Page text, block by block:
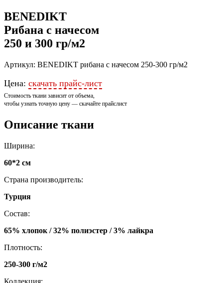
BENEDIKT
Рибана с начесом
250 и 300 гр/м2
Артикул: BENEDIKT рибана с начесом 250-300 гр/м2
Цена: скачать прайс-лист
Стоимость ткани зависит от объема,
чтобы узнать точную цену — скачайте прайслист
Описание ткани
Ширина:
60*2 см
Страна производитель:
Турция
Состав:
65% хлопок / 32% полиэстер / 3% лайкра
Плотность:
250-300 г/м2
Коллекция: